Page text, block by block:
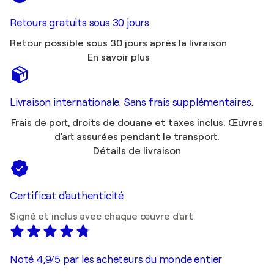
Retours gratuits sous 30 jours
Retour possible sous 30 jours après la livraison
En savoir plus
Livraison internationale. Sans frais supplémentaires.
Frais de port, droits de douane et taxes inclus. Œuvres
d'art assurées pendant le transport.
Détails de livraison
Certificat d'authenticité
Signé et inclus avec chaque œuvre d'art
Noté 4,9/5 par les acheteurs du monde entier